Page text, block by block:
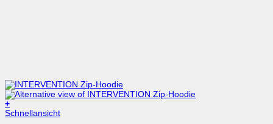
+
Dieses
Schnellansicht